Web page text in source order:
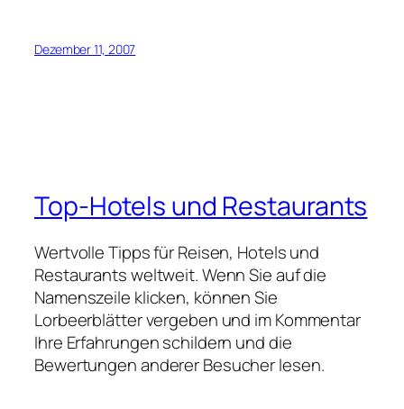
Dezember 11, 2007
Top-Hotels und Restaurants
Wertvolle Tipps für Reisen, Hotels und
Restaurants weltweit. Wenn Sie auf die
Namenszeile klicken, können Sie
Lorbeerblätter vergeben und im Kommentar
Ihre Erfahrungen schildern und die
Bewertungen anderer Besucher lesen.